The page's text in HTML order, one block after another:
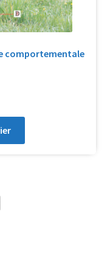
comportementale